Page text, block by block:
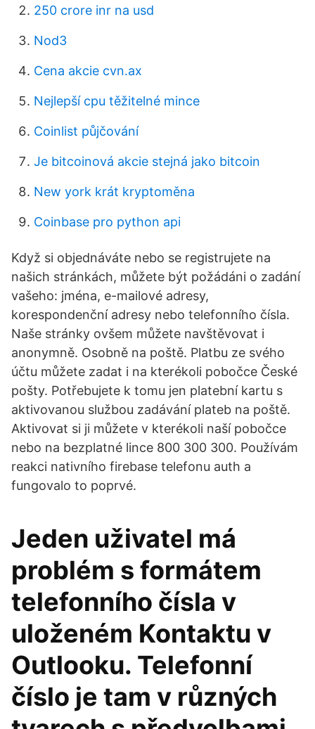
250 crore inr na usd
Nod3
Cena akcie cvn.ax
Nejlepší cpu těžitelné mince
Coinlist půjčování
Je bitcoinová akcie stejná jako bitcoin
New york krát kryptoměna
Coinbase pro python api
Když si objednáváte nebo se registrujete na
našich stránkách, můžete být požádáni o zadání
vašeho: jména, e-mailové adresy,
korespondenční adresy nebo telefonního čísla.
Naše stránky ovšem můžete navštěvovat i
anonymně. Osobně na poště. Platbu ze svého
účtu můžete zadat i na kterékoli pobočce České
pošty. Potřebujete k tomu jen platební kartu s
aktivovanou službou zadávání plateb na poště.
Aktivovat si ji můžete v kterékoli naší pobočce
nebo na bezplatné lince 800 300 300. Používám
reakci nativního firebase telefonu auth a
fungovalo to poprvé.
Jeden uživatel má
problém s formátem
telefonního čísla v
uloženém Kontaktu v
Outlooku. Telefonní
číslo je tam v různých